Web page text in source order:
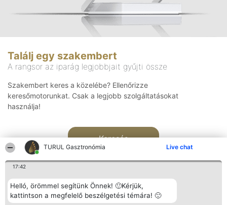
TURUL Gasztronómia Live chat
17:42
Helló, örömmel segítünk Önnek! 🙂Kérjük,
kattintson a megfelelő beszélgetési témára! 🙂
Találj egy szakembert
A rangsor az iparág legjobbjait gyűjti össze
Szakembert keres a közelébe? Ellenőrizze
keresőmotorunkat. Csak a legjobb szolgáltatásokat
használja!
Keresés